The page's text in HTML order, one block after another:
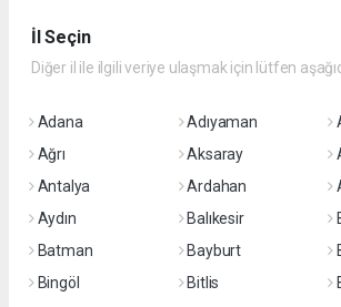
İl Seçin
Diğer il ile ilgili veriye ulaşmak için lütfen
Adana Adıyaman
Ağrı
Aksaray
Antalya
Ardahan
Aydın
Balıkesir
Batman
Bayburt
Bingöl
Bitlis